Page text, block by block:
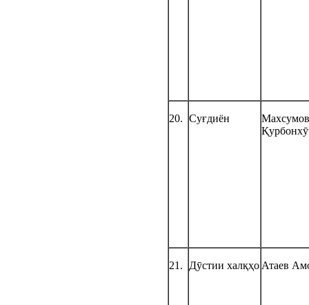
20. Суғдиён
21. Дӯстии халқҳо Атаев